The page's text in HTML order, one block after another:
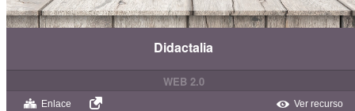
Didactalia
WEB 2.0
Enlace Ver recurso